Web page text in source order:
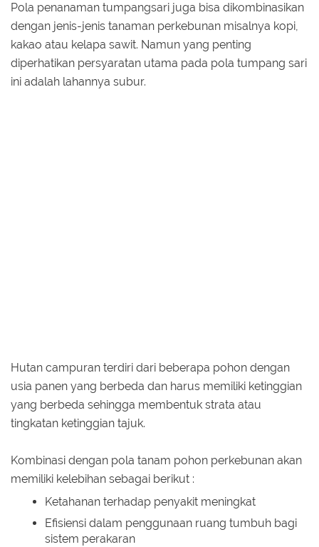
Pola penanaman tumpangsari juga bisa dikombinasikan
dengan jenis-jenis tanaman perkebunan misalnya kopi,
kakao atau kelapa sawit. Namun yang penting
diperhatikan persyaratan utama pada pola tumpang sari
ini adalah lahannya subur.
Hutan campuran terdiri dari beberapa pohon dengan
usia panen yang berbeda dan harus memiliki ketinggian
yang berbeda sehingga membentuk strata atau
tingkatan ketinggian tajuk.
Kombinasi dengan pola tanam pohon perkebunan akan
memiliki kelebihan sebagai berikut :
Ketahanan terhadap penyakit meningkat
Efisiensi dalam penggunaan ruang tumbuh bagi
sistem perakaran